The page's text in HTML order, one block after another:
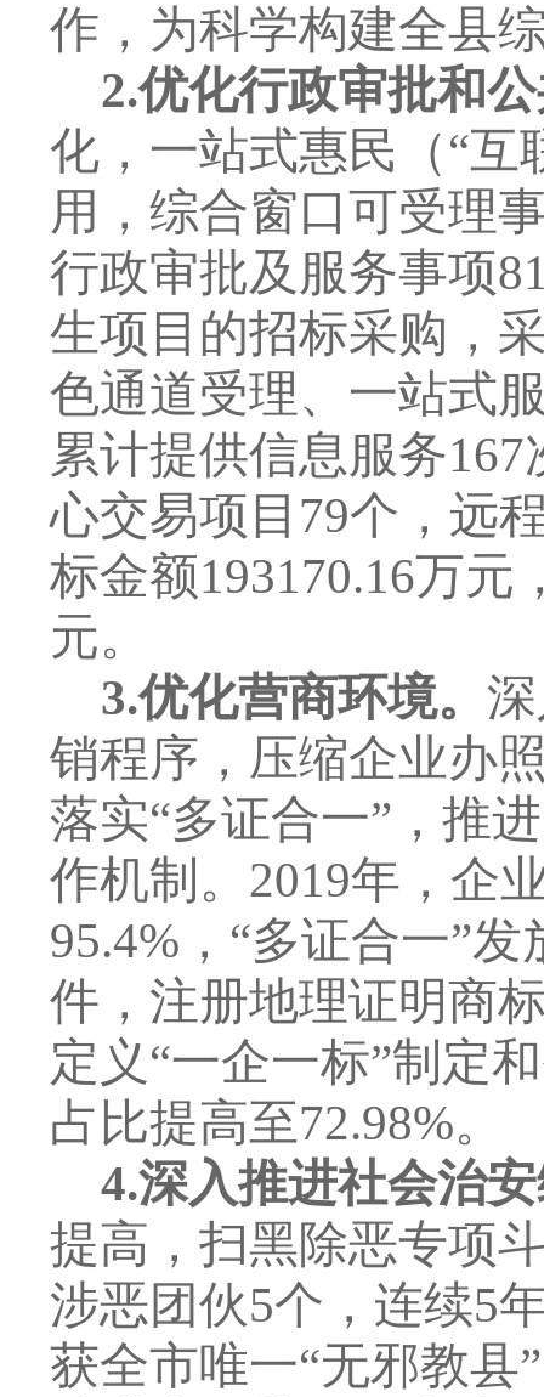
作，为科学构建全县
2.优化行政审批和
化，一站式惠民（“互
用，综合窗口可受理
行政审批及服务事项
生项目的招标采购 ，
色通道受理、一站式
累计提供信息服务167
心交易项目 79个，远
标金额193170.16万元
元。
3.优化营商环境。
销程序，压缩企业办
落实“多证合一” ，推进
作机制。 2019年，企
95.4% ， “多证合一”发
件，注册地理证明商
定义“一企一标”制定
占比提高至72.98%。
4.深入推进社会治
提高，扫黑除恶专项
涉恶团伙5个，连续5
获全市唯一“无邪教县”